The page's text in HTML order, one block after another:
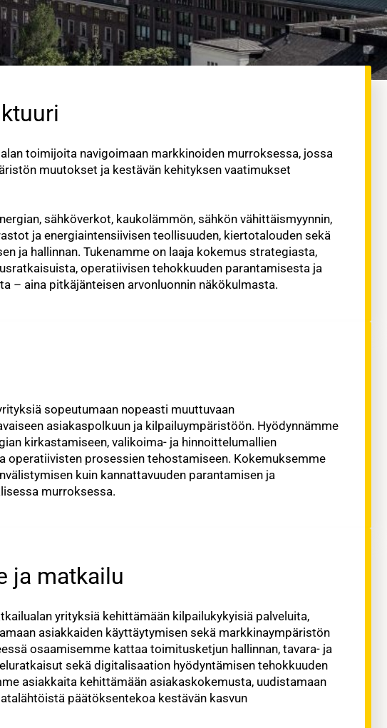
toimijoita navigoimaan markkinoiden murroksessa, jossa
muutokset ja kestävän kehityksen vaatimukset
sähköverkot, kaukolämmön, sähkön vähittäismyynnin,
ja energiaintensiivisen teollisuuden, kiertotalouden sekä
ja hallinnan. Tukenamme on laaja kokemus strategiasta,
operatiivisen tehokkuuden parantamisesta ja
– aina pitkäjänteisen arvonluonnin näkökulmasta.
sopeutumaan nopeasti muuttuvaan
asiakaspolkuun ja kilpailuympäristöön. Hyödynnämme
kirkastamiseen, valikoima- ja hinnoittelumallien
operatiivisten prosessien tehostamiseen. Kokemuksemme
kuin kannattavuuden parantamisen ja
murroksessa.
ja matkailu
yrityksiä kehittämään kilpailukykyisiä palveluita,
asiakkaiden käyttäytymisen sekä markkinaympäristön
osaamisemme kattaa toimitusketjun hallinnan, tavara- ja
sekä digitalisaation hyödyntämisen tehokkuuden
asiakkaita kehittämään asiakaskokemusta, uudistamaan
päätöksentekoa kestävän kasvun